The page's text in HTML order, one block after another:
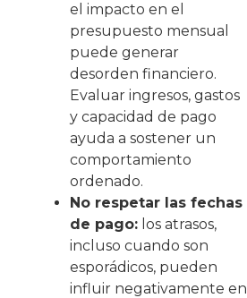
el impacto en el
presupuesto mensual
puede generar
desorden financiero.
Evaluar ingresos, gastos
y capacidad de pago
ayuda a sostener un
comportamiento
ordenado.
No respetar las fechas
de pago: los atrasos,
incluso cuando son
esporádicos, pueden
influir negativamente en